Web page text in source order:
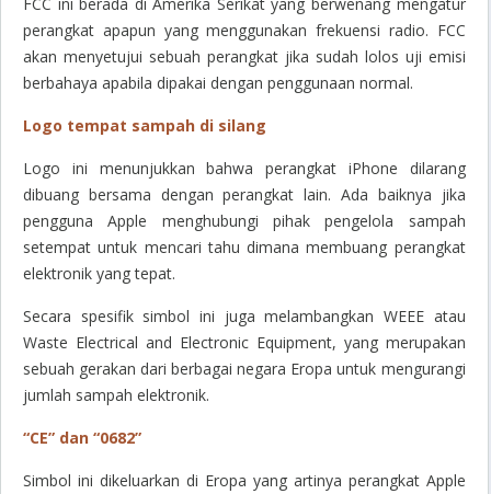
perangkat apapun yang menggunakan frekuensi radio. FCC
akan menyetujui sebuah perangkat jika sudah lolos uji emisi
berbahaya apabila dipakai dengan penggunaan normal.
Logo tempat sampah di silang
Logo ini menunjukkan bahwa perangkat iPhone dilarang
dibuang bersama dengan perangkat lain. Ada baiknya jika
pengguna Apple menghubungi pihak pengelola sampah
setempat untuk mencari tahu dimana membuang perangkat
elektronik yang tepat.
Secara spesifik simbol ini juga melambangkan WEEE atau
Waste Electrical and Electronic Equipment, yang merupakan
sebuah gerakan dari berbagai negara Eropa untuk mengurangi
jumlah sampah elektronik.
“CE” dan “0682”
Simbol ini dikeluarkan di Eropa yang artinya perangkat Apple